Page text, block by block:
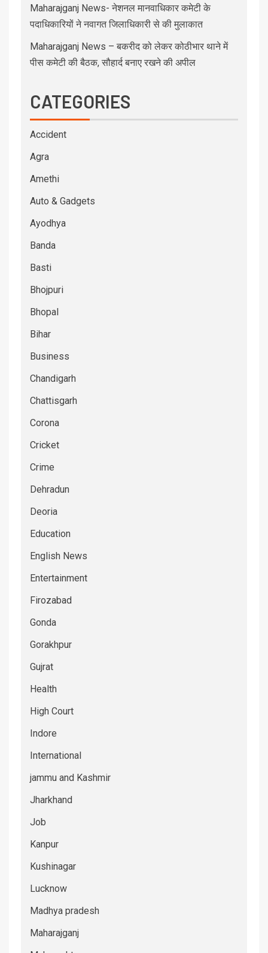
Maharajganj News- नेशनल मानवाधिकार कमेटी के
पदाधिकारियों ने नवागत जिलाधिकारी से की मुलाकात
Maharajganj News – बकरीद को लेकर कोठीभार थाने में
पीस कमेटी की बैठक, सौहार्द बनाए रखने की अपील
CATEGORIES
Accident
Agra
Amethi
Auto & Gadgets
Ayodhya
Banda
Basti
Bhojpuri
Bhopal
Bihar
Business
Chandigarh
Chattisgarh
Corona
Cricket
Crime
Dehradun
Deoria
Education
English News
Entertainment
Firozabad
Gonda
Gorakhpur
Gujrat
Health
High Court
Indore
International
jammu and Kashmir
Jharkhand
Job
Kanpur
Kushinagar
Lucknow
Madhya pradesh
Maharajganj